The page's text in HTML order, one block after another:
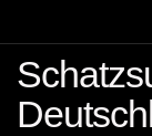
Inhalt
springen